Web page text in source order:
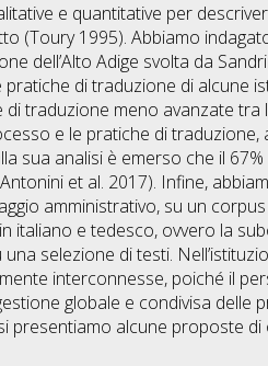
e quantitative per
(Toury 1995). Abbiamo
dell’Alto Adige svolta da
di traduzione di alcune
di traduzione meno avanzate
e le pratiche di
sua analisi è emerso che il
et al. 2017). Infine,
amministrativo, su un
italiano e tedesco, ovvero la
selezione di testi.
interconnesse, poiché il
globale e condivisa
presentiamo alcune proposte